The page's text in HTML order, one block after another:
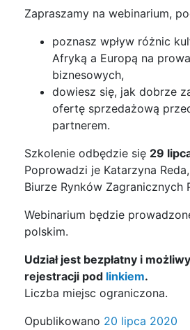
Zapraszamy na webinarium,
poznasz wpływ różnic
Afryką a Europą na
biznesowych,
dowiesz się, jak dobrze
ofertę sprzedażową
partnerem.
Szkolenie odbędzie się 29
Poprowadzi je Katarzyna
Biurze Rynków Zagranicznych
Webinarium będzie
polskim.
Udział jest bezpłatny i
rejestracji pod linkiem.
Liczba miejsc ograniczona.
Opublikowano 20 lipca 2020